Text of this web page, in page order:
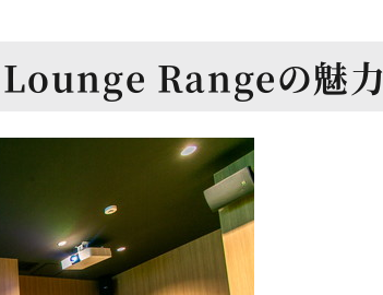
Lounge Rangeの魅力